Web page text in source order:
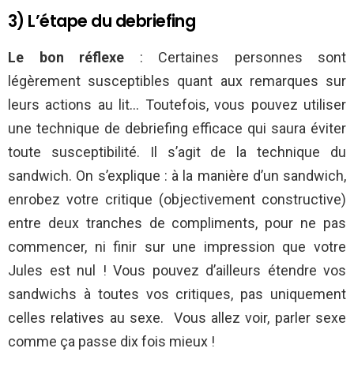
3) L’étape du debriefing
Le bon réflexe : Certaines personnes sont
légèrement susceptibles quant aux remarques sur
leurs actions au lit… Toutefois, vous pouvez utiliser
une technique de debriefing efficace qui saura éviter
toute susceptibilité. Il s’agit de la technique du
sandwich. On s’explique : à la manière d’un sandwich,
enrobez votre critique (objectivement constructive)
entre deux tranches de compliments, pour ne pas
commencer, ni finir sur une impression que votre
Jules est nul ! Vous pouvez d’ailleurs étendre vos
sandwichs à toutes vos critiques, pas uniquement
celles relatives au sexe. Vous allez voir, parler sexe
comme ça passe dix fois mieux !